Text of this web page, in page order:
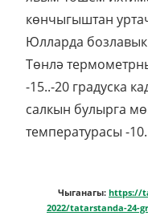
https://
2022/tatarstanda-24-
Заголовок:
Тинчурин
«Әкият» курчак
җитәкчесе,